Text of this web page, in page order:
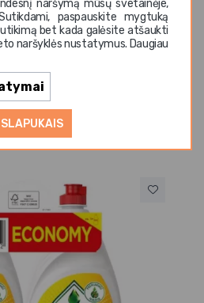
naršymą mūsų svetainėje,
paspauskite mygtuką
bet kada galėsite atšaukti
naršyklės nustatymus. Daugiau
prekės